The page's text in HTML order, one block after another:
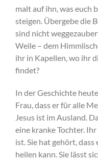
malt auf ihn, was euch
steigen. Übergebe die
sind nicht
Weile – dem
ihr in Kapellen, wo ihr
findet?
In der Geschichte
Frau, dass er für alle
Jesus ist im Ausland.
eine kranke Tochter.
ist. Sie hat gehört,
heilen kann. Sie lässt